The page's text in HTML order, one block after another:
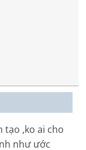
tạo ,ko ai cho
như ước